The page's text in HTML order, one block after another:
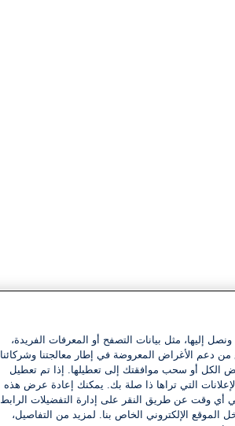
إليها، مثل بيانات التصفح أو المعرفات الفريدة،
دعم الأغراض المعروضة في إطار معالجتنا وشركائنا
الكل أو سحب موافقتك إلى تعطيلها. إذا تم تعطيل
التي تراها ذا صلة بك. يمكنك إعادة عرض هذه
أي وقت عن طريق النقر على إدارة التفضيلات الرابط
الإلكتروني الخاص بنا. لمزيد من التفاصيل،